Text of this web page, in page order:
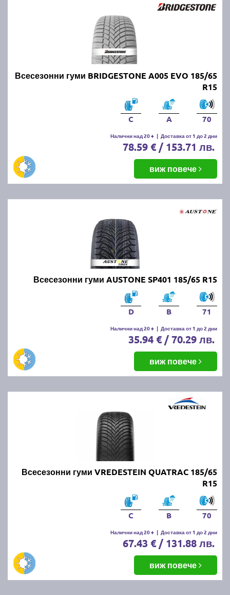
Всесезонни гуми BRIDGESTONE A005 EVO 185/65
R15
C A 70
Налични над 20 + | Доставка от 1 до 2 дни
78.59 € / 153.71 лв.
виж повече
Всесезонни гуми AUSTONE SP401 185/65 R15
D B 71
Налични над 20 + | Доставка от 1 до 2 дни
35.94 € / 70.29 лв.
виж повече
Всесезонни гуми VREDESTEIN QUATRAC 185/65
R15
C B 70
Налични над 20 + | Доставка от 1 до 2 дни
67.43 € / 131.88 лв.
виж повече